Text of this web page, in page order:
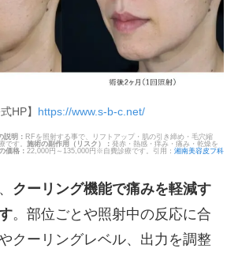
HP】 https://www.s-b-c.net/
説明： RFを照射する事で、リフトアップ・肌の引き締め・毛穴縮
です。 施術の副作用（リスク）： 発赤・熱感・痒み・痛み・乾燥を
価格： 22,000円～135,000円※自費診療です。引用： 湘南美容皮フ科
クーリング機能で痛みを軽減す
。部位ごとや照射中の反応に合
クーリングレベル、出力を調整